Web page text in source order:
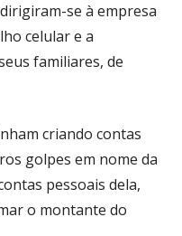
se à empresa
celular e a
familiares, de
criando contas
golpes em nome da
pessoais dela,
o montante do